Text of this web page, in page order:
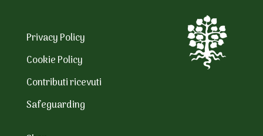
Privacy Policy
Cookie Policy
Contributi ricevuti
Safeguarding